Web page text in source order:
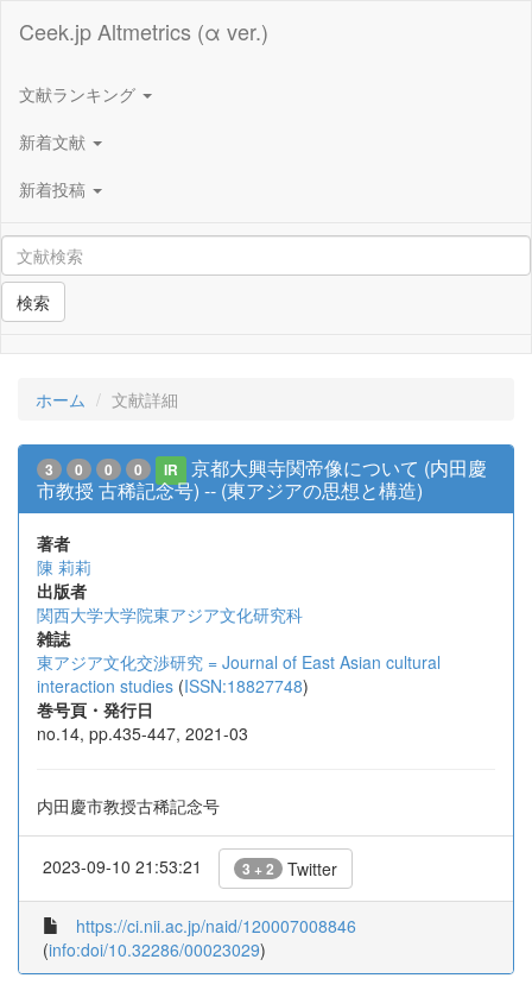
Ceek.jp Altmetrics (α ver.)
文献ランキング
新着文献
新着投稿
検索
ホーム 文献詳細
3 0 0 0 IR
京都大興寺関帝像について (内田慶
市教授 古稀記念号) -- (東アジアの思想と構造)
著者
陳 莉莉
出版者
関西大学大学院東アジア文化研究科
雑誌
東アジア文化交渉研究 = Journal of East Asian cultural
interaction studies (ISSN:18827748)
巻号頁・発行日
no.14, pp.435-447, 2021-03
内田慶市教授古稀記念号
2023-09-10 21:53:21 3 + 2 Twitter
https://ci.nii.ac.jp/naid/120007008846
(info:doi/10.32286/00023029)